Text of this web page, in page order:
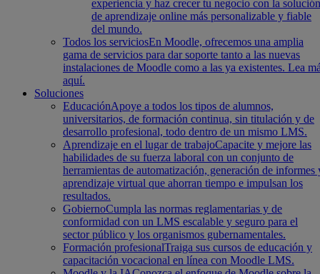
experiencia y haz crecer tu negocio con la solución
de aprendizaje online más personalizable y fiable
del mundo.
Todos los serviciosEn Moodle, ofrecemos una amplia
gama de servicios para dar soporte tanto a las nuevas
instalaciones de Moodle como a las ya existentes. Lea
aquí.
Soluciones
EducaciónApoye a todos los tipos de alumnos,
universitarios, de formación continua, sin titulación y de
desarrollo profesional, todo dentro de un mismo LMS.
Aprendizaje en el lugar de trabajoCapacite y mejore las
habilidades de su fuerza laboral con un conjunto de
herramientas de automatización, generación de informes
aprendizaje virtual que ahorran tiempo e impulsan los
resultados.
GobiernoCumpla las normas reglamentarias y de
conformidad con un LMS escalable y seguro para el
sector público y los organismos gubernamentales.
Formación profesionalTraiga sus cursos de educación y
capacitación vocacional en línea con Moodle LMS.